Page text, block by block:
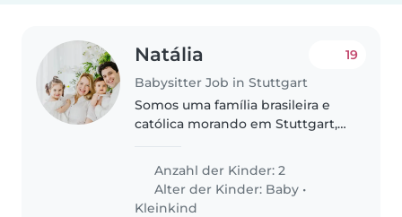
Natália
Babysitter Job in Stuttgart
19
Somos uma família brasileira e
católica morando em Stuttgart,
(2 anos e 8 meses). Nossas filhas
nunca frequentaram creche, pois
acreditamos que na primeira..
Anzahl der Kinder: 2
Alter der Kinder: Baby •
Kleinkind